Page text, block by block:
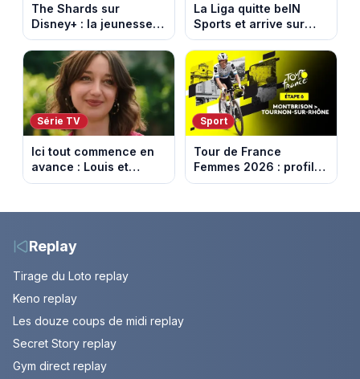
The Shards sur
Disney+ : la jeunesse
dorée de Los Angeles
face à un tueur dans
les années 80
La Liga quitte beIN
Sports et arrive sur
DAZN et Disney+ en
France
Série TV
Ici tout commence en
avance : Louis et
Jasmine enfin en
août 2026 (spoiler)
Sport
Tour de France
Femmes 2026 : profil
et horaires de la 6e
Montbrison et
Replay
Tirage du Loto replay
Keno replay
Les douze coups de midi replay
Secret Story replay
Gym direct replay